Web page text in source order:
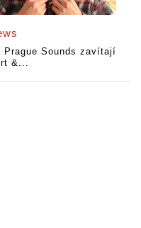
Prague Sounds zavítají
&...